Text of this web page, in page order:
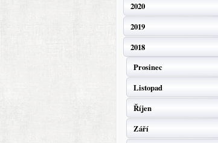
2020
2019
2018
Prosinec
Listopad
Říjen
Září